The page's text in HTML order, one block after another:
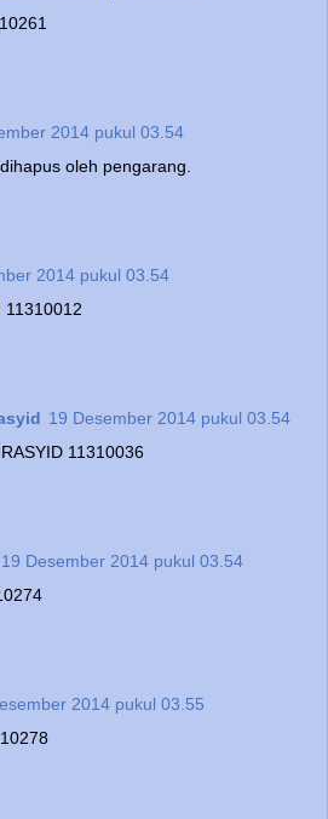
2014 pukul 03.54
oleh pengarang.
2014 pukul 03.54
11310012
19 Desember 2014 pukul 03.54
11310036
19 Desember 2014 pukul 03.54
2014 pukul 03.55